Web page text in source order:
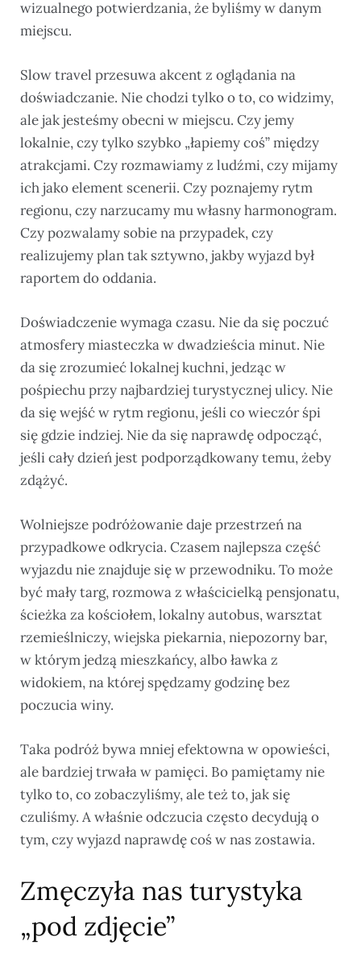
wizualnego potwierdzania, że byliśmy w danym
miejscu.
Slow travel przesuwa akcent z oglądania na
doświadczanie. Nie chodzi tylko o to, co widzimy,
ale jak jesteśmy obecni w miejscu. Czy jemy
lokalnie, czy tylko szybko „łapiemy coś” między
atrakcjami. Czy rozmawiamy z ludźmi, czy mijamy
ich jako element scenerii. Czy poznajemy rytm
regionu, czy narzucamy mu własny harmonogram.
Czy pozwalamy sobie na przypadek, czy
realizujemy plan tak sztywno, jakby wyjazd był
raportem do oddania.
Doświadczenie wymaga czasu. Nie da się poczuć
atmosfery miasteczka w dwadzieścia minut. Nie
da się zrozumieć lokalnej kuchni, jedząc w
pośpiechu przy najbardziej turystycznej ulicy. Nie
da się wejść w rytm regionu, jeśli co wieczór śpi
się gdzie indziej. Nie da się naprawdę odpocząć,
jeśli cały dzień jest podporządkowany temu, żeby
zdążyć.
Wolniejsze podróżowanie daje przestrzeń na
przypadkowe odkrycia. Czasem najlepsza część
wyjazdu nie znajduje się w przewodniku. To może
być mały targ, rozmowa z właścicielką pensjonatu,
ścieżka za kościołem, lokalny autobus, warsztat
rzemieślniczy, wiejska piekarnia, niepozorny bar,
w którym jedzą mieszkańcy, albo ławka z
widokiem, na której spędzamy godzinę bez
poczucia winy.
Taka podróż bywa mniej efektowna w opowieści,
ale bardziej trwała w pamięci. Bo pamiętamy nie
tylko to, co zobaczyliśmy, ale też to, jak się
czuliśmy. A właśnie odczucia często decydują o
tym, czy wyjazd naprawdę coś w nas zostawia.
Zmęczyła nas turystyka
„pod zdjęcie”